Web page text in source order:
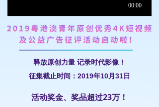
活动奖金、奖品超过23万！
释放原创力量 记录时代影像！
征集截止时间：2019年10月31日